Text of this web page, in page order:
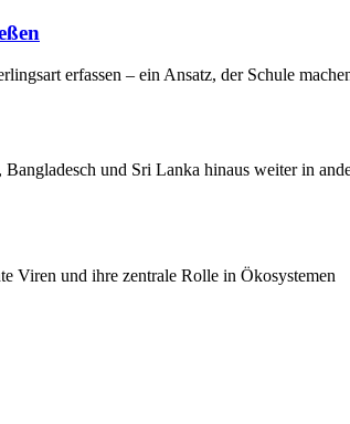
erfassen – ein Ansatz, der Schule
Viren und ihre zentrale Rolle in Ökosystemen